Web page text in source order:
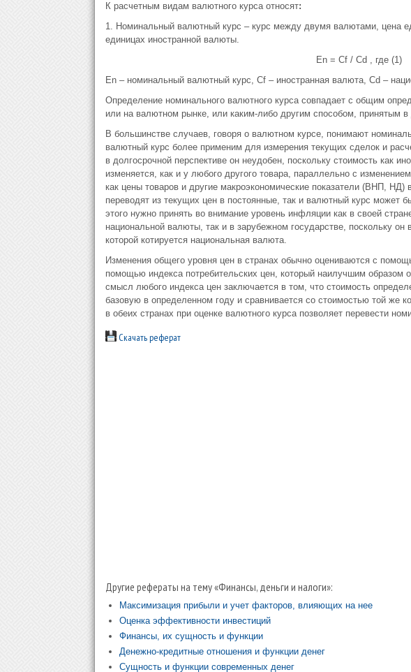
К расчетным видам валютного курса относят:
1. Номинальный валютный курс – курс между двумя валютами, цена
единицах иностранной валюты.
En = Cf / Cd , где (1)
En – номинальный валютный курс, Cf – иностранная валюта, Cd –
Определение номинального валютного курса совпадает с общим
или на валютном рынке, или каким-либо другим способом, принятым в
В большинстве случаев, говоря о валютном курсе, понимают
валютный курс более применим для измерения текущих сделок и
в долгосрочной перспективе он неудобен, поскольку стоимость как
изменяется, как и у любого другого товара, параллельно с
как цены товаров и другие макроэкономические показатели (ВНП,
переводят из текущих цен в постоянные, так и валютный курс может
этого нужно принять во внимание уровень инфляции как в своей
национальной валюты, так и в зарубежном государстве, поскольку
которой котируется национальная валюта.
Изменения общего уровня цен в странах обычно оцениваются с
помощью индекса потребительских цен, который наилучшим образом
смысл любого индекса цен заключается в том, что стоимость
базовую в определенном году и сравнивается со стоимостью той же
в обеих странах при оценке валютного курса позволяет перевести
Скачать реферат
Другие рефераты на тему «Финансы, деньги и налоги»:
Максимизация прибыли и учет факторов, влияющих на нее
Оценка эффективности инвестиций
Финансы, их сущность и функции
Денежно-кредитные отношения и функции денег
Сущность и функции современных денег